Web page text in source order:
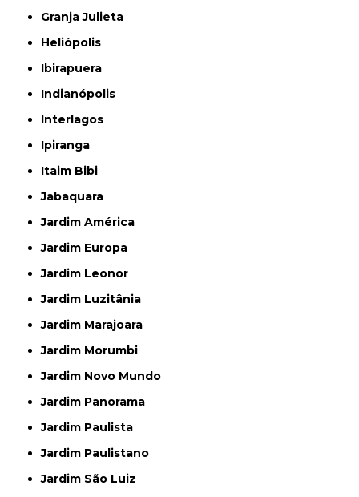
Granja Julieta
Heliópolis
Ibirapuera
Indianópolis
Interlagos
Ipiranga
Itaim Bibi
Jabaquara
Jardim América
Jardim Europa
Jardim Leonor
Jardim Luzitânia
Jardim Marajoara
Jardim Morumbi
Jardim Novo Mundo
Jardim Panorama
Jardim Paulista
Jardim Paulistano
Jardim São Luiz